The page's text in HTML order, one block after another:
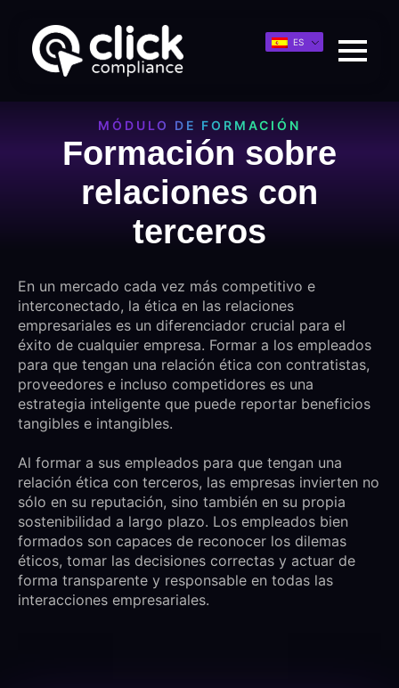
ES
MÓDULO DE FORMACIÓN
Formación sobre
relaciones con
terceros
En un mercado cada vez más competitivo e
interconectado, la ética en las relaciones
empresariales es un diferenciador crucial para el
éxito de cualquier empresa. Formar a los empleados
para que tengan una relación ética con contratistas,
proveedores e incluso competidores es una
estrategia inteligente que puede reportar beneficios
tangibles e intangibles.
Al formar a sus empleados para que tengan una
relación ética con terceros, las empresas invierten no
sólo en su reputación, sino también en su propia
sostenibilidad a largo plazo. Los empleados bien
formados son capaces de reconocer los dilemas
éticos, tomar las decisiones correctas y actuar de
forma transparente y responsable en todas las
interacciones empresariales.